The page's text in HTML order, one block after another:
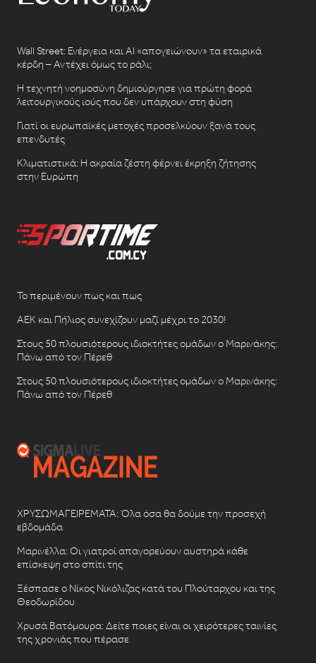
Wall Street: Ενέργεια και AI «απογειώνουν» τα εταιρικά
κέρδη – Αντέχει όμως το ράλι;
Η τεχνητή νοημοσύνη δημιούργησε για πρώτη φορά
λειτουργικούς ιούς που δεν υπάρχουν στη φύση
Γιατί οι ευρωπαϊκές μετοχές προσελκύουν ξανά τους
επενδυτές
Κλιματιστικά: Η ακραία ζέστη φέρνει έκρηξη ζήτησης
στην Ευρώπη
Το περιμένουν πως και πως
ΑΕΚ και Πήλιος συνεχίζουν μαζί μέχρι το 2030!
Στους 50 πλουσιότερους ιδιοκτήτες ομάδων ο Μαρινάκης:
Πάνω από τον Πέρεθ
Στους 50 πλουσιότερους ιδιοκτήτες ομάδων ο Μαρινάκης:
Πάνω από τον Πέρεθ
ΧΡΥΣΩΜΑΓΕΙΡΕΜΑΤΑ: Όλα όσα θα δούμε την προσεχή
εβδομάδα
Μαρινέλλα: Οι γιατροί απαγορεύουν αυστηρά κάθε
επίσκεψη στο σπίτι της
Ξέσπασε ο Νίκος Νικόλιζας κατά του Πλούταρχου και της
Θεοδωρίδου
Χρυσά Βατόμουρα: Δείτε ποιες είναι οι χειρότερες ταινίες
της χρονιάς που πέρασε